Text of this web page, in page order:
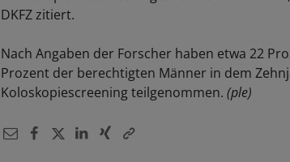
DKFZ zitiert.
Nach Angaben der Forscher haben etwa 22
Prozent der berechtigten Männer in dem
Koloskopiescreening teilgenommen. (ple)